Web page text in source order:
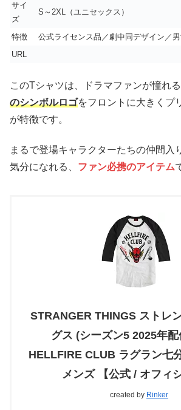
サイ
ズ
S～2XL（ユニセックス）
特徴
公式ライセンス品／劇中同デザイン／
URL
このTシャツは、ドラマファンが憧れる
のシンボルロゴをフロントに大きくプ
が特徴です。
まるで登場キャラクターたちの仲間入
気分になれる、 ファン必携のアイテム
STRANGER THINGS ストレ
グス (シーズン5 2025年
HELLFIRE CLUB ラグラン七
メンズ 【公式 / オフィ
created by Rinker